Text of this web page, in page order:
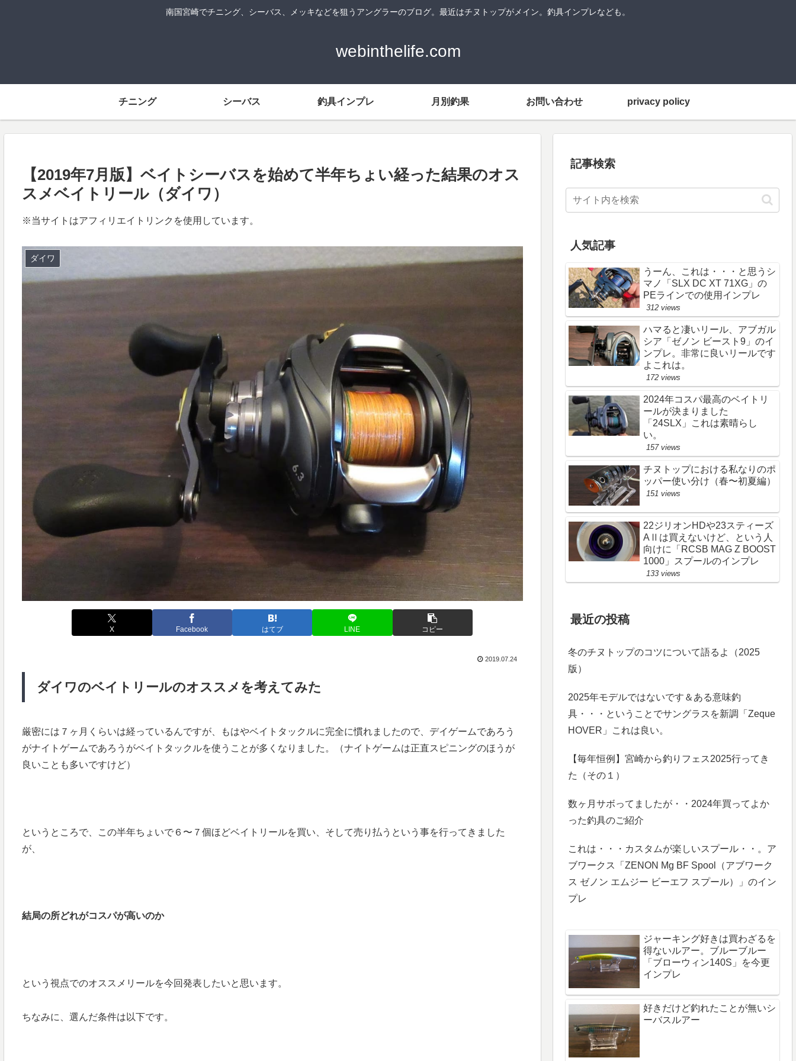
南国宮崎でチニング、シーバス、メッキなどを狙うアングラーのブログ。最近はチヌトップがメイン。釣具インプレなども。
webinthelife.com
チニング シーバス 釣具インプレ 月別釣果 お問い合わせ privacy policy
【2019年7月版】ベイトシーバスを始めて半年ちょい経った結果のオス
スメベイトリール（ダイワ）
※当サイトはアフィリエイトリンクを使用しています。
ダイワ
X Facebook はてブ LINE コピー
2019.07.24
ダイワのベイトリールのオススメを考えてみた
厳密には７ヶ月くらいは経っているんですが、もはやベイトタックルに完全に慣れましたので、デイゲームであろう
がナイトゲームであろうがベイトタックルを使うことが多くなりました。（ナイトゲームは正直スピニングのほうが
良いことも多いですけど）
というところで、この半年ちょいで６〜７個ほどベイトリールを買い、そして売り払うという事を行ってきました
が、
結局の所どれがコスパが高いのか
という視点でのオススメリールを今回発表したいと思います。
ちなみに、選んだ条件は以下です。
記事検索
人気記事
うーん、これは・・・と思うシ
マノ「SLX DC XT 71XG」の
PEラインでの使用インプレ
312 views
ハマると凄いリール、アブガル
シア「ゼノン ビースト9」のイ
ンプレ。非常に良いリールです
よこれは。
172 views
2024年コスパ最高のベイトリ
ールが決まりました
「24SLX」これは素晴らし
い。
157 views
チヌトップにおける私なりのポ
ッパー使い分け（春〜初夏編）
151 views
22ジリオンHDや23スティーズ
AⅡは買えないけど、という人
向けに「RCSB MAG Z BOOST
1000」スプールのインプレ
133 views
最近の投稿
冬のチヌトップのコツについて語るよ（2025
版）
2025年モデルではないです＆ある意味釣
具・・・ということでサングラスを新調「Zeque
HOVER」これは良い。
【毎年恒例】宮崎から釣りフェス2025行ってき
た（その１）
数ヶ月サボってましたが・・2024年買ってよか
った釣具のご紹介
これは・・・カスタムが楽しいスプール・・。ア
ブワークス「ZENON Mg BF Spool（アブワーク
ス ゼノン エムジー ビーエフ スプール）」のイン
プレ
ジャーキング好きは買わざるを
得ないルアー。ブルーブルー
「ブローウィン140S」を今更
インプレ
好きだけど釣れたことが無いシ
ーバスルアー